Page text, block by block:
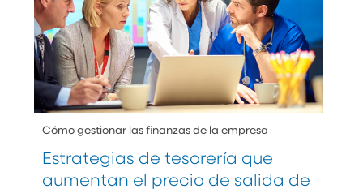
Cómo gestionar las finanzas de la empresa
Estrategias de tesorería que
aumentan el precio de salida de